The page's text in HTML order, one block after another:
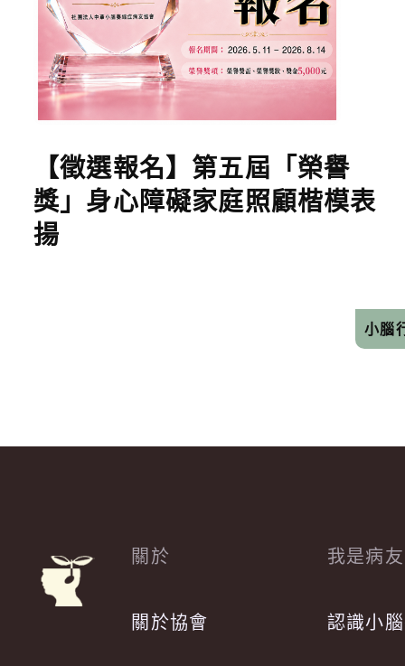
【徵選報名】第五屆「榮譽
獎」身心障礙家庭照顧楷模表
揚
小腦
關於
關於協會
我是病友
認識小